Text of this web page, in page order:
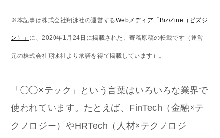
※本記事は株式会社翔泳社の運営するWebメディア「Biz/Zine（ビズジ
ン）」 に、2020年1月24日に掲載された、寄稿原稿の転載です（運営
元の株式会社翔泳社より承諾を得て掲載しています）。
「◯◯×テック」という言葉はいろいろな業界で
使われています。たとえば、FinTech（金融×テ
クノロジー）やHRTech（人材×テクノロジ